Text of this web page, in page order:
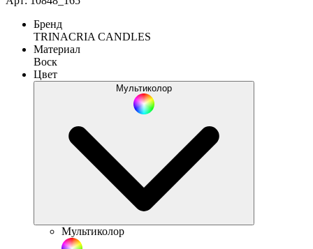
Бренд
TRINACRIA CANDLES
Материал
Воск
Цвет
Мультиколор
Мультиколор